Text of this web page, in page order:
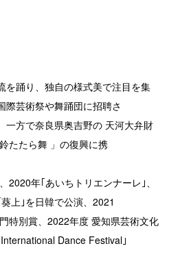
を踊り、独自の様式美で注目を集
際芸術祭や舞踊団に招聘さ
一方で奈良県奥吉野の 天河大弁財
たたら舞 」の復興に携
年｢あいちトリエンナーレ｣、
上｣を日韓で公演、2021
特別賞、2022年度 愛知県芸術文化
Dance Festival｣